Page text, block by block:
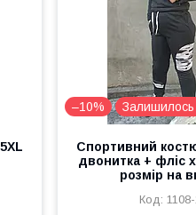
–10% Залишилось
Спортивний
двонитка + фліс
розмір на